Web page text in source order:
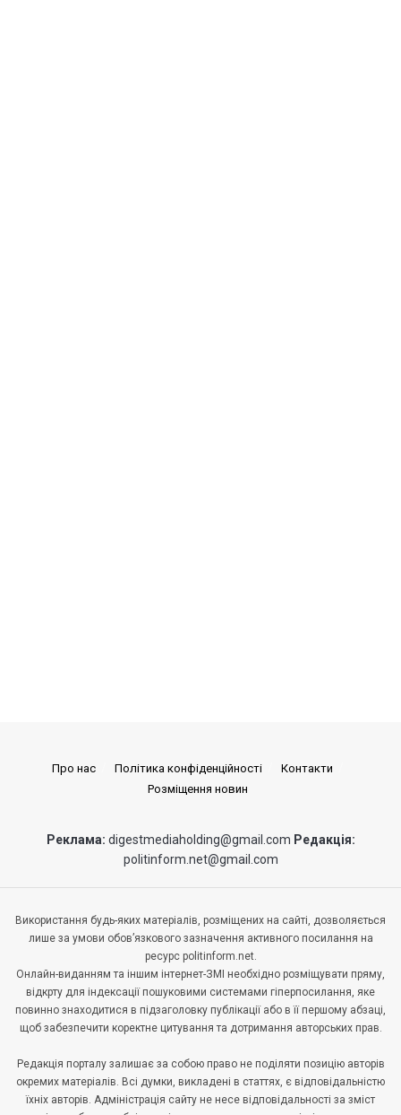
Про нас Політика конфіденційності
Контакти
Розміщення новин
Реклама: digestmediaholding@gmail.com Редакція:
politinform.net@gmail.com
Використання будь-яких матеріалів, розміщених на сайті, дозволяється
лише за умови обов’язкового зазначення активного посилання на
ресурс politinform.net.
Онлайн-виданням та іншим інтернет-ЗМІ необхідно розміщувати пряму,
відкрту для індексації пошуковими системами гіперпосилання, яке
повинно знаходитися в підзаголовку публікації або в її першому абзаці,
щоб забезпечити коректне цитування та дотримання авторських прав.
Редакція порталу залишає за собою право не поділяти позицію авторів
окремих матеріалів. Всі думки, викладені в статтях, є відповідальністю
їхніх авторів. Адміністрація сайту не несе відповідальності за зміст